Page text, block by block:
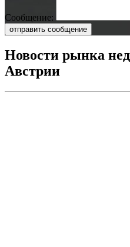
Сообщение:
отправить сообщение
Новости рынка
Австрии